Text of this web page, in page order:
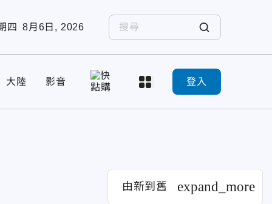
四 8月6日, 2026
大陸 影音 登入
由新到舊 expand_more